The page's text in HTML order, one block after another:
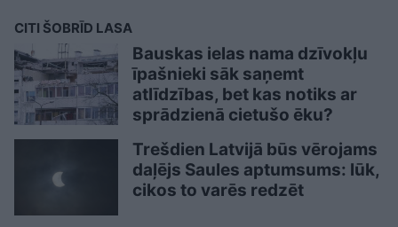
CITI ŠOBRĪD LASA
Bauskas ielas nama dzīvokļu
īpašnieki sāk saņemt
atlīdzības, bet kas notiks ar
sprādzienā cietušo ēku?
Trešdien Latvijā būs vērojams
daļējs Saules aptumsums: lūk,
cikos to varēs redzēt